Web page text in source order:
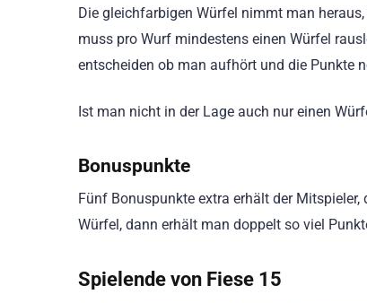
Die gleichfarbigen Würfel nimmt man
muss pro Wurf mindestens einen Würfel
entscheiden ob man aufhört und die Punkte
Ist man nicht in der Lage auch nur einen
Bonuspunkte
Fünf Bonuspunkte extra erhält der
Würfel, dann erhält man doppelt so viel
Spielende von Fiese 15